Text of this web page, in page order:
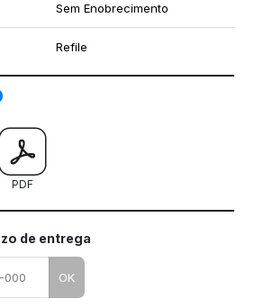
Sem Enobrecimento
Refile
Saiba como utilizar os nossos gabaritos
PDF
de entrega
OK